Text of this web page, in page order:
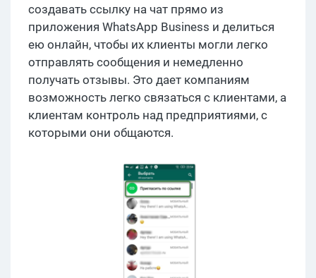
создавать ссылку на чат прямо из
приложения WhatsApp Business и делиться
ею онлайн, чтобы их клиенты могли легко
отправлять сообщения и немедленно
получать отзывы. Это дает компаниям
возможность легко связаться с клиентами, а
клиентам контроль над предприятиями, с
которыми они общаются.